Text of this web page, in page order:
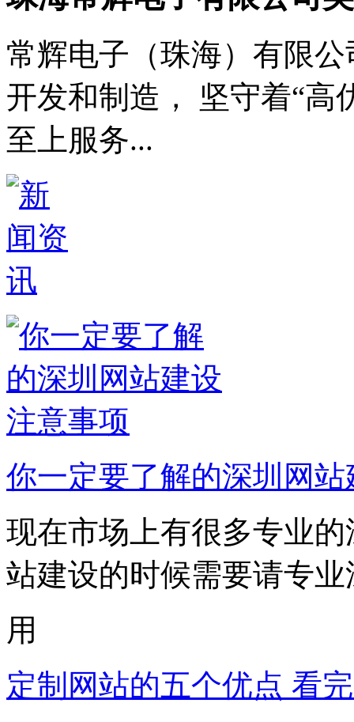
常辉电子（珠海）有限
开发和制造， 坚守着“高
至上服务...
你一定要了解的深圳网
现在市场上有很多专业
站建设的时候需要请专
用
定制网站的五个优点 看